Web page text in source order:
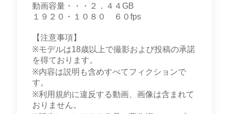
動画容量・・・２．４４GB
１９２０・１０８０ ６０fps
【注意事項】
※モデルは18歳以上で撮影および投稿の承諾
を得ております。
※内容は説明も含めすべてフィクションで
す。
※利用規約に違反する動画、画像は含まれて
おりません。